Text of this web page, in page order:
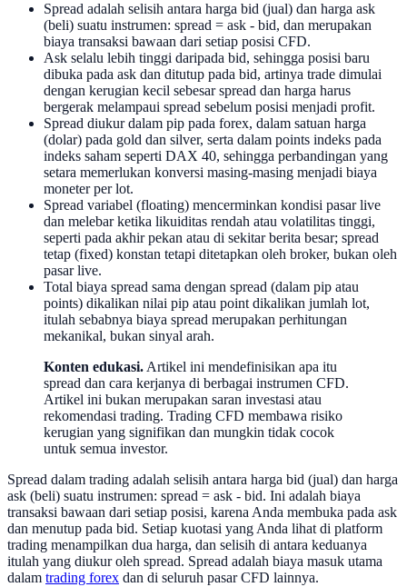
Spread adalah selisih antara harga bid (jual) dan harga ask
(beli) suatu instrumen: spread = ask - bid, dan merupakan
biaya transaksi bawaan dari setiap posisi CFD.
Ask selalu lebih tinggi daripada bid, sehingga posisi baru
dibuka pada ask dan ditutup pada bid, artinya trade dimulai
dengan kerugian kecil sebesar spread dan harga harus
bergerak melampaui spread sebelum posisi menjadi profit.
Spread diukur dalam pip pada forex, dalam satuan harga
(dolar) pada gold dan silver, serta dalam points indeks pada
indeks saham seperti DAX 40, sehingga perbandingan yang
setara memerlukan konversi masing-masing menjadi biaya
moneter per lot.
Spread variabel (floating) mencerminkan kondisi pasar live
dan melebar ketika likuiditas rendah atau volatilitas tinggi,
seperti pada akhir pekan atau di sekitar berita besar; spread
tetap (fixed) konstan tetapi ditetapkan oleh broker, bukan oleh
pasar live.
Total biaya spread sama dengan spread (dalam pip atau
points) dikalikan nilai pip atau point dikalikan jumlah lot,
itulah sebabnya biaya spread merupakan perhitungan
mekanikal, bukan sinyal arah.
Konten edukasi. Artikel ini mendefinisikan apa itu
spread dan cara kerjanya di berbagai instrumen CFD.
Artikel ini bukan merupakan saran investasi atau
rekomendasi trading. Trading CFD membawa risiko
kerugian yang signifikan dan mungkin tidak cocok
untuk semua investor.
Spread dalam trading adalah selisih antara harga bid (jual) dan harga
ask (beli) suatu instrumen: spread = ask - bid. Ini adalah biaya
transaksi bawaan dari setiap posisi, karena Anda membuka pada ask
dan menutup pada bid. Setiap kuotasi yang Anda lihat di platform
trading menampilkan dua harga, dan selisih di antara keduanya
itulah yang diukur oleh spread. Spread adalah biaya masuk utama
dalam trading forex dan di seluruh pasar CFD lainnya.